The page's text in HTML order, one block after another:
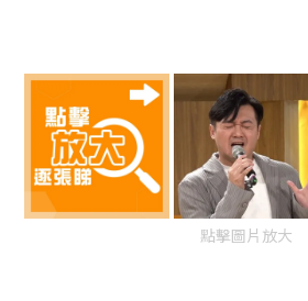
點擊圖片放大